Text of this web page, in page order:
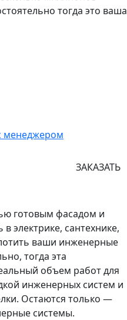
тогда это ваша
менеджером
ЗАКАЗАТЬ
готовым фасадом и
электрике, сантехнике,
ваши инженерные
тогда эта
объем работ для
инженерных систем и
Остаются только —
системы.